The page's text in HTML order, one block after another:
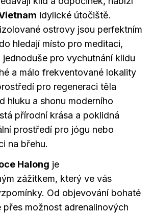
idylické útočiště.
ostrovy jsou perfektním
hledají místo pro meditaci,
pro vychutnání klidu
a málo frekventované lokality
pro regeneraci těla
hluku a shonu moderního
přírodní krása a poklidná
prostředí pro jógu nebo
na břehu.
Halong je
zážitkem, který ve vás
Od objevování bohaté
přes možnost adrenalinových